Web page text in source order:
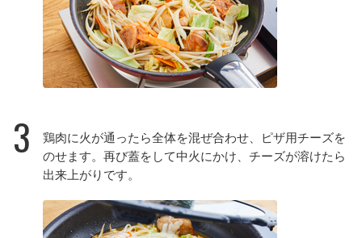
3
鶏肉に火が通ったら全体を混ぜ合わせ、ピザ用チーズを
のせます。再び蓋をして中火にかけ、チーズが溶けたら
出来上がりです。